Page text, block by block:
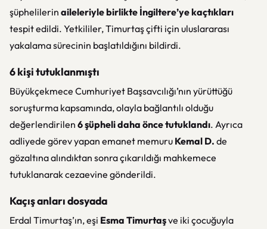
şüphelilerin aileleriyle birlikte İngiltere’ye kaçtıkları
tespit edildi. Yetkililer, Timurtaş çifti için uluslararası
yakalama sürecinin başlatıldığını bildirdi.
6 kişi tutuklanmıştı
Büyükçekmece Cumhuriyet Başsavcılığı’nın yürüttüğü
soruşturma kapsamında, olayla bağlantılı olduğu
değerlendirilen 6 şüpheli daha önce tutuklandı. Ayrıca
adliyede görev yapan emanet memuru Kemal D. de
gözaltına alındıktan sonra çıkarıldığı mahkemece
tutuklanarak cezaevine gönderildi.
Kaçış anları dosyada
Erdal Timurtaş’ın, eşi Esma Timurtaşve iki çocuğuyla